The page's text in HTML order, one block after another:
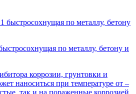
по металлу, бетону и
коррозии, грунтовки и
наноситься при температуре от –
так и на пораженные коррозией